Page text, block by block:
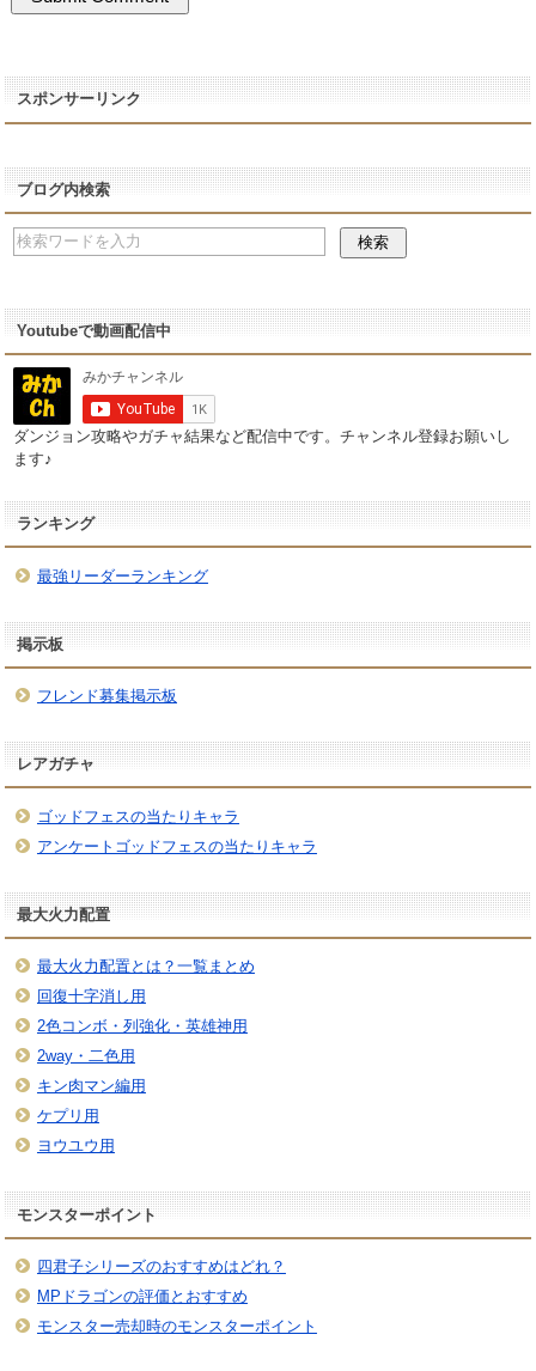
スポンサーリンク
ブログ内検索
Youtubeで動画配信中
ダンジョン攻略やガチャ結果など配信中です。チャンネル登録お願いし
ます♪
ランキング
最強リーダーランキング
掲示板
フレンド募集掲示板
レアガチャ
ゴッドフェスの当たりキャラ
アンケートゴッドフェスの当たりキャラ
最大火力配置
最大火力配置とは？一覧まとめ
回復十字消し用
2色コンボ・列強化・英雄神用
2way・二色用
キン肉マン編用
ケプリ用
ヨウユウ用
モンスターポイント
四君子シリーズのおすすめはどれ？
MPドラゴンの評価とおすすめ
モンスター売却時のモンスターポイント